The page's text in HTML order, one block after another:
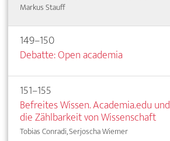
Markus Stauff
149–150
Debatte: Open academia
151–155
Befreites Wissen. Academia.edu und
die Zählbarkeit von Wissenschaft
Tobias Conradi, Serjoscha Wiemer